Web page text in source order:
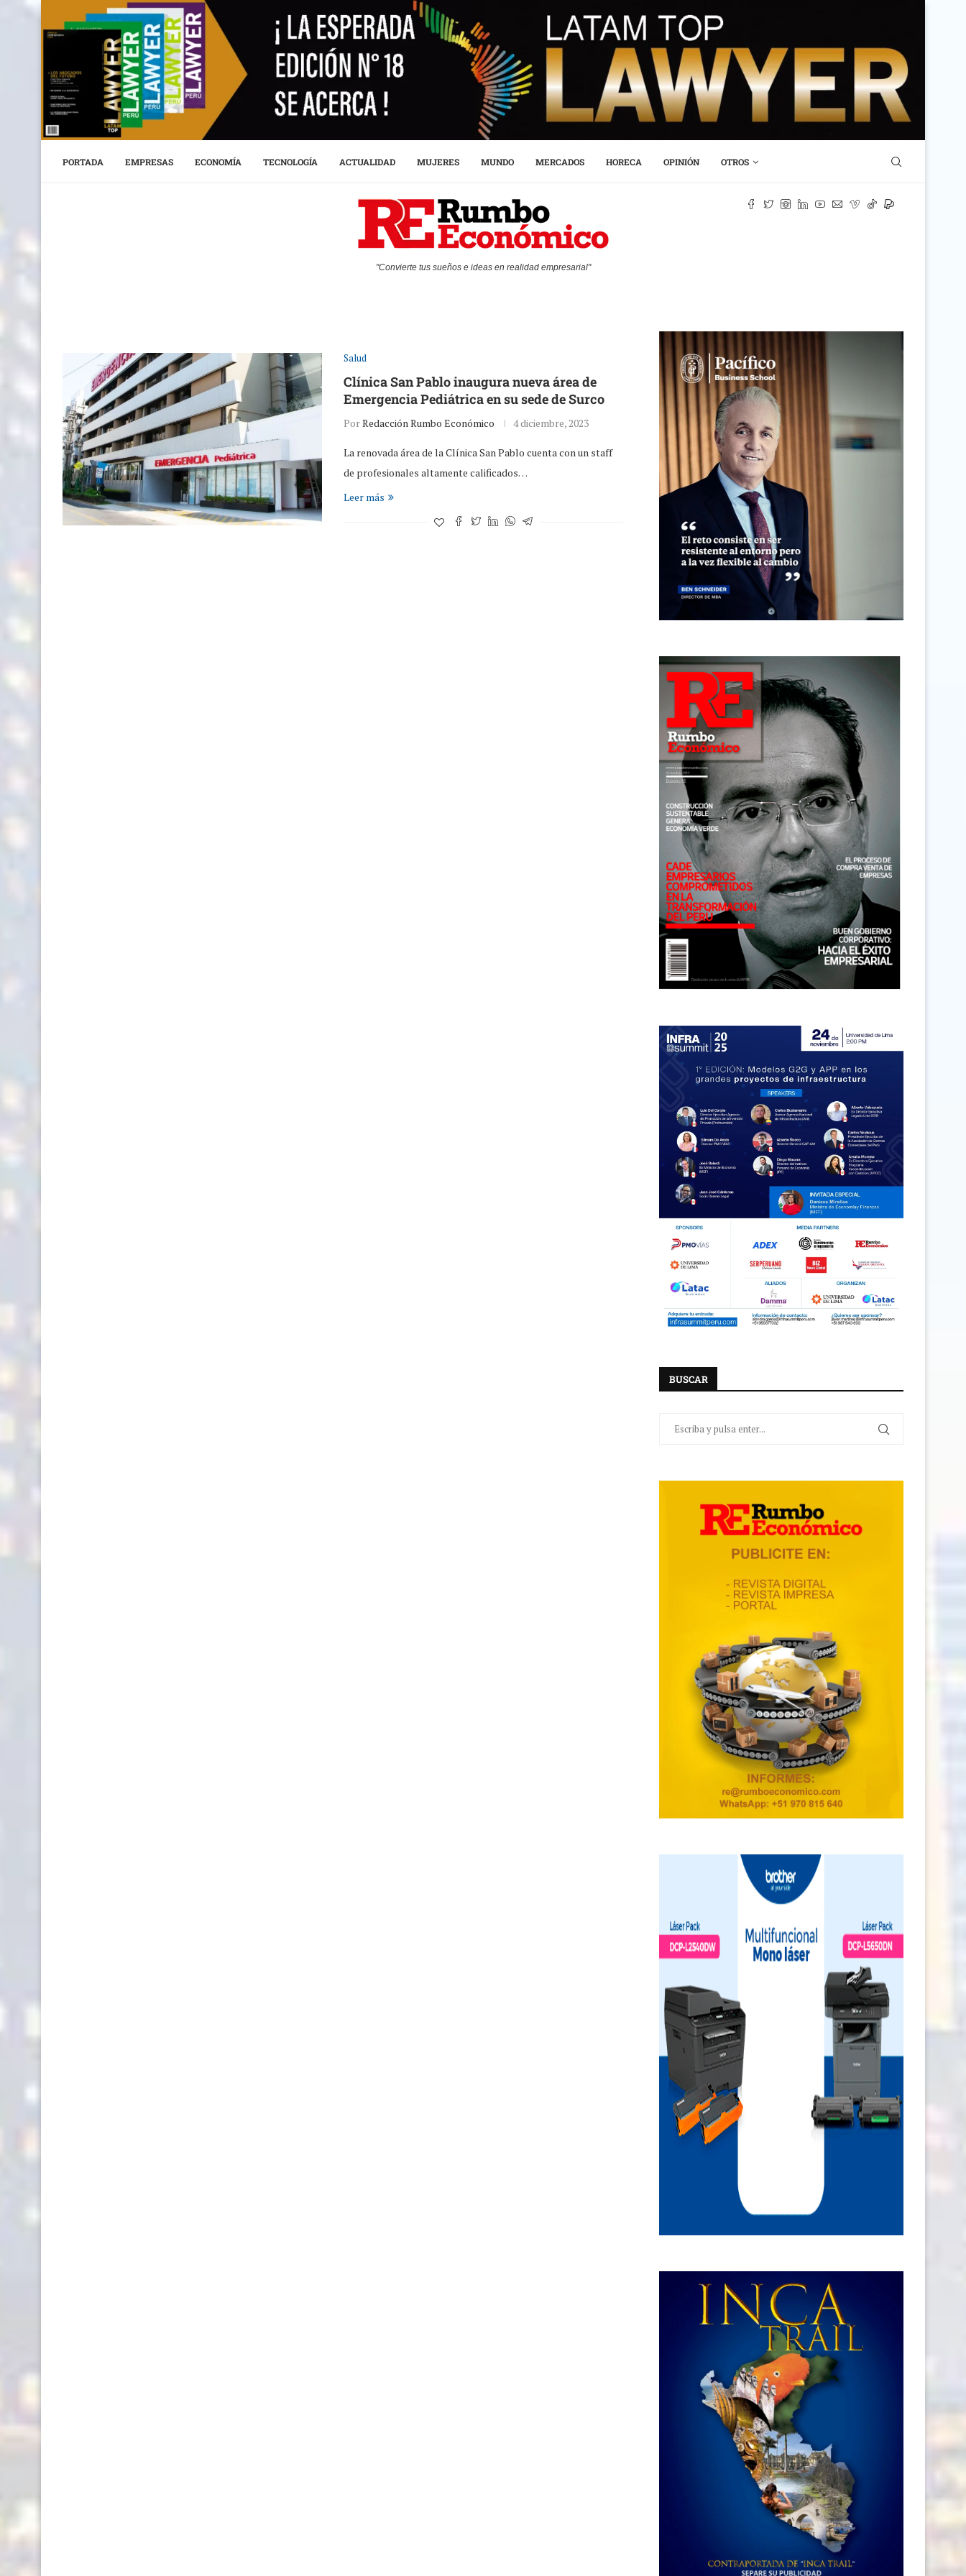
PORTADA EMPRESAS ECONOMÍA TECNOLOGÍA ACTUALIDAD MUJERES MUNDO MERCADOS HORECA OPINIÓN OTROS
"Convierte tus sueños e ideas en realidad empresarial"
Salud
Clínica San Pablo inaugura nueva área de
Emergencia Pediátrica en su sede de Surco
PorRedacción Rumbo Económico 4 diciembre, 2023
La renovada área de la Clínica San Pablo cuenta con un staff
de profesionales altamente calificados…
Leer más
BUSCAR